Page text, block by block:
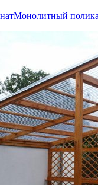
Монолитный